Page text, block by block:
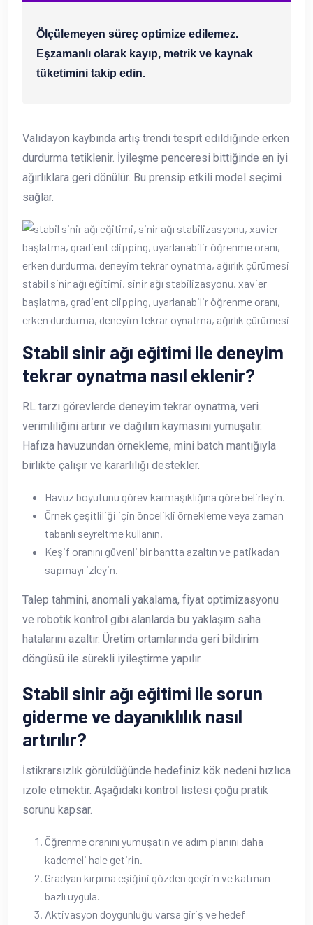
Ölçülemeyen süreç optimize edilemez.
Eşzamanlı olarak kayıp, metrik ve kaynak
tüketimini takip edin.
Validayon kaybında artış trendi tespit edildiğinde erken
durdurma tetiklenir. İyileşme penceresi bittiğinde en iyi
ağırlıklara geri dönülür. Bu prensip etkili model seçimi
sağlar.
stabil sinir ağı eğitimi, sinir ağı stabilizasyonu, xavier
başlatma, gradient clipping, uyarlanabilir öğrenme oranı,
erken durdurma, deneyim tekrar oynatma, ağırlık çürümesi
Stabil sinir ağı eğitimi ile deneyim
tekrar oynatma nasıl eklenir?
RL tarzı görevlerde deneyim tekrar oynatma, veri
verimliliğini artırır ve dağılım kaymasını yumuşatır.
Hafıza havuzundan örnekleme, mini batch mantığıyla
birlikte çalışır ve kararlılığı destekler.
Havuz boyutunu görev karmaşıklığına göre belirleyin.
Örnek çeşitliliği için öncelikli örnekleme veya zaman
tabanlı seyreltme kullanın.
Keşif oranını güvenli bir bantta azaltın ve patikadan
sapmayı izleyin.
Talep tahmini, anomali yakalama, fiyat optimizasyonu
ve robotik kontrol gibi alanlarda bu yaklaşım saha
hatalarını azaltır. Üretim ortamlarında geri bildirim
döngüsü ile sürekli iyileştirme yapılır.
Stabil sinir ağı eğitimi ile sorun
giderme ve dayanıklılık nasıl
artırılır?
İstikrarsızlık görüldüğünde hedefiniz kök nedeni hızlıca
izole etmektir. Aşağıdaki kontrol listesi çoğu pratik
sorunu kapsar.
Öğrenme oranını yumuşatın ve adım planını daha
kademeli hale getirin.
Gradyan kırpma eşiğini gözden geçirin ve katman
bazlı uygula.
Aktivasyon doygunluğu varsa giriş ve hedef